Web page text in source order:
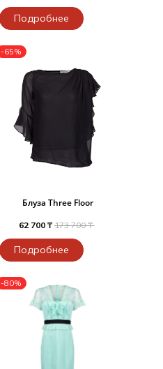
Подробнее
-65%
Блуза Three Floor
62 700 ₸ 173 700 ₸
Подробнее
-80%